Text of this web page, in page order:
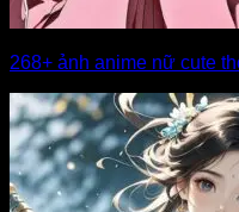
268+ ảnh anime nữ cute